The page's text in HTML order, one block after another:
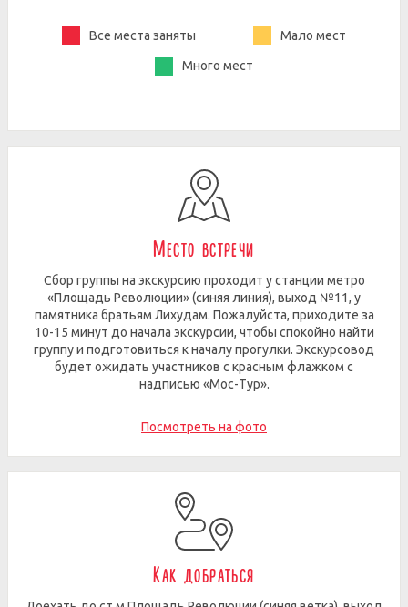
Все места заняты Мало мест
Много мест
Место встречи
Сбор группы на экскурсию проходит у станции метро
«Площадь Революции» (синяя линия), выход №11, у
памятника братьям Лихудам. Пожалуйста, приходите за
10-15 минут до начала экскурсии, чтобы спокойно найти
группу и подготовиться к началу прогулки. Экскурсовод
будет ожидать участников с красным флажком с
надписью «Мос-Тур».
Посмотреть на фото
Как добраться